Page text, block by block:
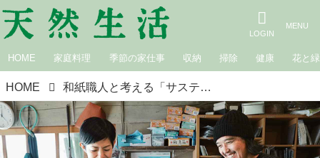
HOME 家庭料理 季節の家仕事 収納 掃除 健康 花と緑
HOME 和紙職人と考える「サステナブルな暮らし」京都の山奥で続く伝統“黒谷和紙”で現代の生活を心地よく。紙漉き文化の未来と思い／ハタノワタルさん（和紙職人）×平澤まりこさん（版画家・イラストレーター）